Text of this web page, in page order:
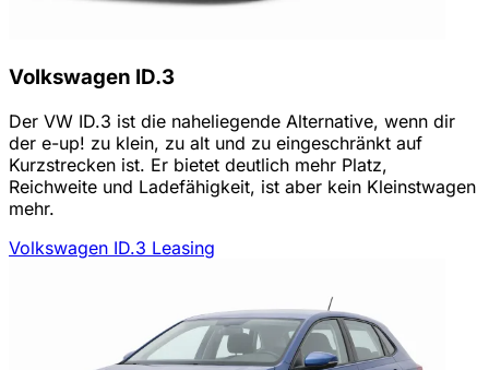
Volkswagen ID.3
Der VW ID.3 ist die naheliegende Alternative, wenn dir
der e-up! zu klein, zu alt und zu eingeschränkt auf
Kurzstrecken ist. Er bietet deutlich mehr Platz,
Reichweite und Ladefähigkeit, ist aber kein Kleinstwagen
mehr.
Volkswagen ID.3 Leasing